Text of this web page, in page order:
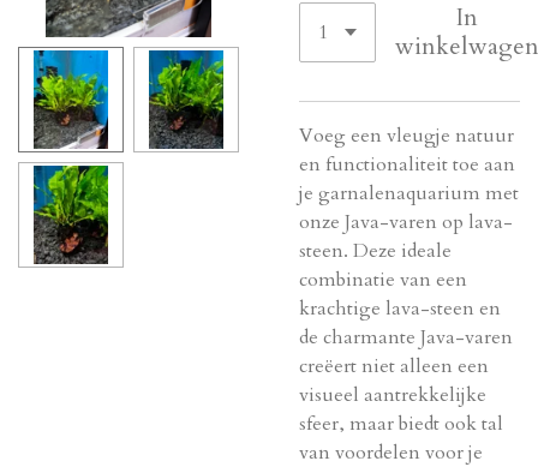
In
winkelwagen
Voeg een vleugje natuur
en functionaliteit toe aan
je garnalenaquarium met
onze Java-varen op lava-
steen. Deze ideale
combinatie van een
krachtige lava-steen en
de charmante Java-varen
creëert niet alleen een
visueel aantrekkelijke
sfeer, maar biedt ook tal
van voordelen voor je